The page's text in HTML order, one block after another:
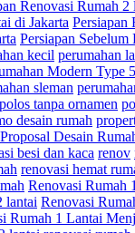
Renovasi Rumah 2
di Jakarta Persiapan
Persiapan Sebelum
kecil perumahan
Modern Type
sleman
polos tanpa ornamen
desain rumah
Proposal Desain
besi dan kaca renov
renovasi hemat
Renovasi Rumah
lantai Renovasi
Rumah 1 Lantai